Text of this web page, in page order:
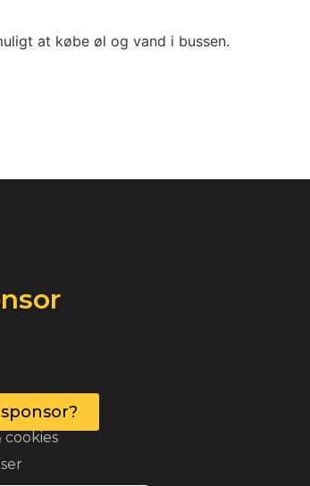
at købe øl og vand i bussen.
cookies